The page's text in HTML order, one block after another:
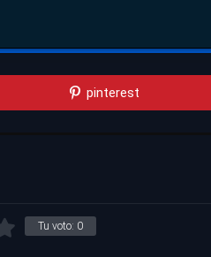
pinterest
Tu voto: 0